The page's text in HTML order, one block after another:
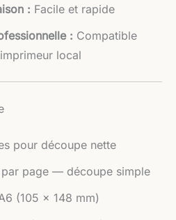
: Facile et rapide
: Compatible
local
pour découpe nette
page — découpe simple
(105 × 148 mm)